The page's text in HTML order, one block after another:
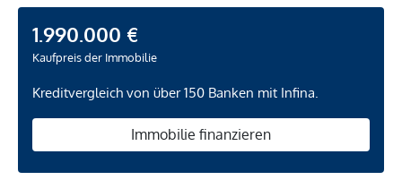
1.990.000 €
Kaufpreis der Immobilie
Kreditvergleich von über 150 Banken mit Infina.
Immobilie finanzieren